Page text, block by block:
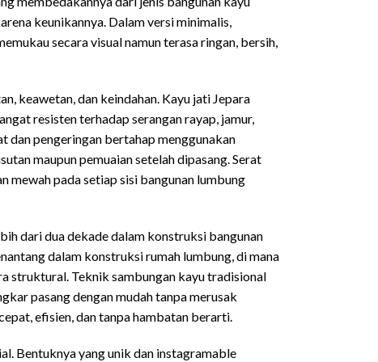
keunikannya. Dalam versi minimalis,
secara visual namun terasa ringan, bersih,
keawetan, dan keindahan. Kayu jati Jepara
resisten terhadap serangan rayap, jamur,
dan pengeringan bertahap menggunakan
maupun pemuaian setelah dipasang. Serat
mewah pada setiap sisi bangunan lumbung
dari dua dekade dalam konstruksi bangunan
dalam konstruksi rumah lumbung, di mana
struktural. Teknik sambungan kayu tradisional
pasang dengan mudah tanpa merusak
efisien, dan tanpa hambatan berarti.
Bentuknya yang unik dan instagramable